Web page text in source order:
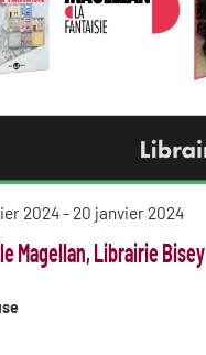
Magellan, Librairie Bisey
2024- 20 janvier 2024